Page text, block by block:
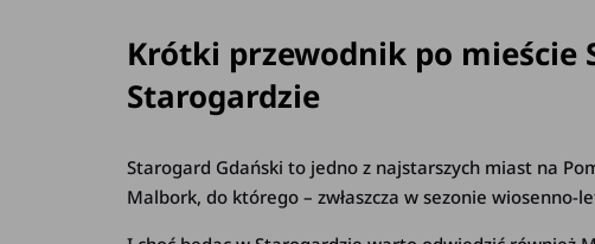
Krótki przewodnik po mieście
Starogardzie
Starogard Gdański to jedno z najstarszych miast na
Malbork, do którego – zwłaszcza w sezonie wiosenno-